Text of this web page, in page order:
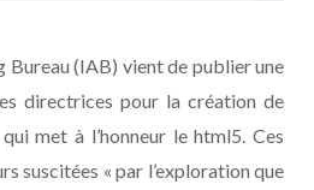
Bureau (IAB) vient de publier une
directrices pour la création de
met à l’honneur le html5. Ces
suscitées « par l’exploration que